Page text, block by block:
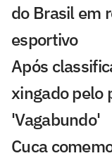
do Brasil em
esportivo
Após
xingado pelo
'Vagabundo'
Cuca